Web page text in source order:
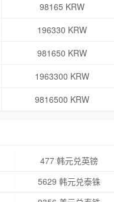
98165 KRW
196330 KRW
981650 KRW
1963300 KRW
9816500 KRW
477 韩元兑英镑
5629 韩元兑泰铢